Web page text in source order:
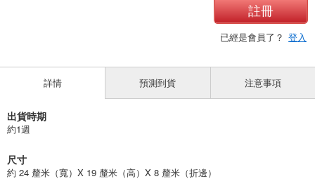
註冊
已經是會員了？ 登入
詳情
出貨時期
約1週
尺寸
約 24 釐米（寬）X 19 釐米（高）X 8 釐米（折邊）
預測到貨 注意事項